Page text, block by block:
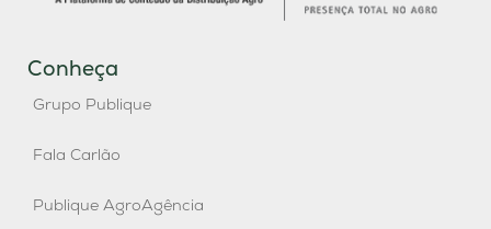
Conheça
Grupo Publique
Fala Carlão
Publique AgroAgência